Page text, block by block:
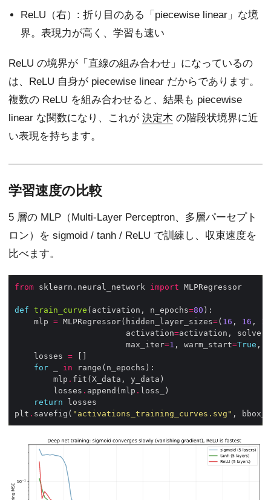
ReLU（右）: 折り目のある「piecewise linear」な境
界。表現力が高く、学習も速い
ReLU の境界が「直線の組み合わせ」になっているの
は、ReLU 自身が piecewise linear だからであります。
複数の ReLU を組み合わせると、結果も piecewise
linear な関数になり、これが 決定木 の階段状境界に近
い表現を持ちます。
学習速度の比較
5 層の MLP（Multi-Layer Perceptron、多層パーセプト
ロン）を sigmoid / tanh / ReLU で訓練し、収束速度を
比べます。
from sklearn.neural_network import
def train_curve (activation, n_epochs=80
    mlp
= MLPRegressor(hidden_layer_sizes=( 16 , 16 , 16
                       activation
=activation, solver
                       max_iter
=1 , warm_start=True ,
    losses
=
for
in
        mlp
.
        losses
. append(mlp .
return
plt . savefig( "activations_training_curves.svg" ,